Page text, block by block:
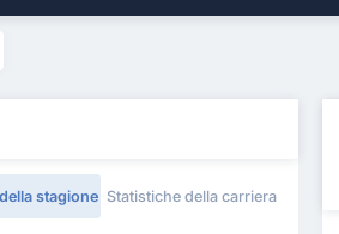
stagione Statistiche della carriera